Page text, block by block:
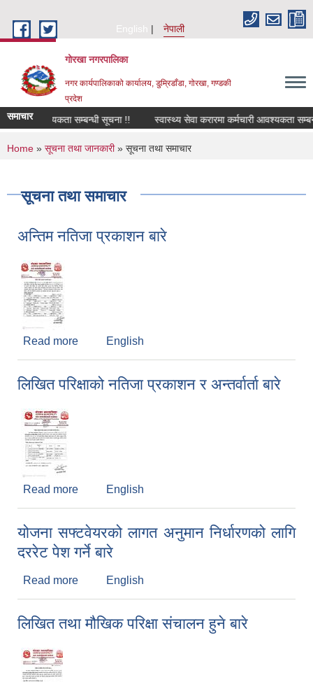
English
नेपाली
गोरखा नगरपालिका
नगर कार्यपालिकाको कार्यालय, डुम्रिडाँडा, गोरखा, गण्डकी
प्रदेश
समाचार
चालक आवश्यकता सम्बन्धी सूचना !! स्वास्थ्य सेवा करारमा कर्मचारी आवश्यकता
You are here
Home » सूचना तथा जानकारी» सूचना तथा समाचार
सूचना तथा समाचार
अन्तिम नतिजा प्रकाशन बारे
Read more about अन्तिम नतिजा प्रकाशन बारे
English
लिखित परिक्षाको नतिजा प्रकाशन र अन्तर्वार्ता बारे
Read more about लिखित परिक्षाको नतिजा प्रकाशन र अन्तर्वार्ता बारे
English
योजना सफ्टवेयरको लागत अनुमान निर्धारणको लागि
दररेट पेश गर्ने बारे
Read more about योजना सफ्टवेयरको लागत अनुमान निर्धारणको लागि
English
लिखित तथा मौखिक परिक्षा संचालन हुने बारे